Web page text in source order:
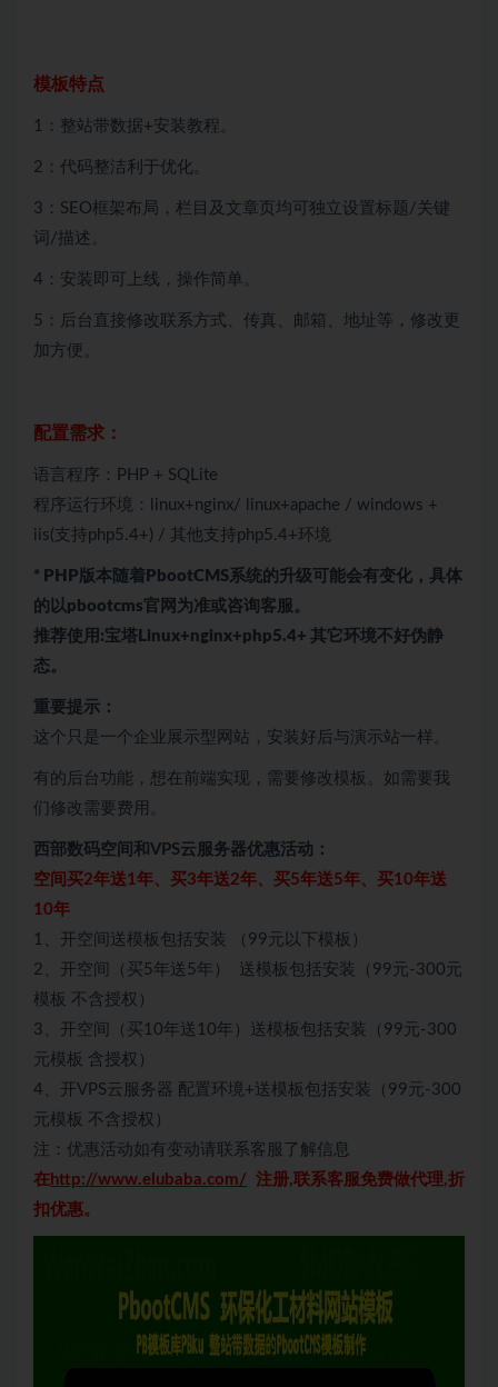
模板特点
1：整站带数据+安装教程。
2：代码整洁利于优化。
3：SEO框架布局，栏目及文章页均可独立设置标题/关键
词/描述。
4：安装即可上线，操作简单。
5：后台直接修改联系方式、传真、邮箱、地址等，修改更
加方便。
配置需求：
语言程序：PHP + SQLite
程序运行环境：linux+nginx/ linux+apache / windows +
iis(支持php5.4+) / 其他支持php5.4+环境
* PHP版本随着PbootCMS系统的升级可能会有变化，具体
的以pbootcms官网为准或咨询客服。
推荐使用:宝塔Linux+nginx+php5.4+ 其它环境不好伪静
态。
重要提示：
这个只是一个企业展示型网站，安装好后与演示站一样。
有的后台功能，想在前端实现，需要修改模板。如需要我
们修改需要费用。
西部数码空间和VPS云服务器优惠活动：
空间买2年送1年、买3年送2年、买5年送5年、买10年送
10年
1、开空间送模板包括安装 （99元以下模板）
2、开空间（买5年送5年） 送模板包括安装（99元-300元
模板 不含授权）
3、开空间（买10年送10年）送模板包括安装（99元-300
元模板 含授权）
4、开VPS云服务器 配置环境+送模板包括安装（99元-300
元模板 不含授权）
注：优惠活动如有变动请联系客服了解信息
在 http://www.elubaba.com/ 注册,联系客服免费做代理,折
扣优惠。